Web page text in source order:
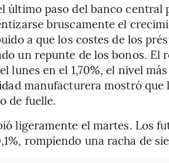
último paso del banco central
bruscamente el
a que los costes de los
un repunte de los bonos. El
lunes en el 1,70%, el nivel
manufacturera mostró
de fuelle.
ligeramente el martes. Los
rompiendo una racha de